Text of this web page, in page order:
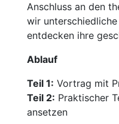
Anschluss an den
wir
entdecken ihre
Ablauf
Teil 1: Vortrag mit
Teil 2: Praktischer
ansetzen